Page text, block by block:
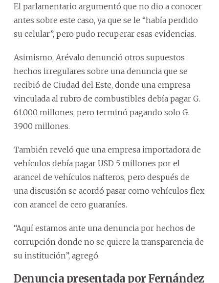
El parlamentario argumentó que no dio a conocer
antes sobre este caso, ya que se le “había perdido
su celular”, pero pudo recuperar esas evidencias.
Asimismo, Arévalo denunció otros supuestos
hechos irregulares sobre una denuncia que se
recibió de Ciudad del Este, donde una empresa
vinculada al rubro de combustibles debía pagar G.
61.000 millones, pero terminó pagando solo G.
3.900 millones.
También reveló que una empresa importadora de
vehículos debía pagar USD 5 millones por el
arancel de vehículos nafteros, pero después de
una discusión se acordó pasar como vehículos flex
con arancel de cero guaraníes.
“Aquí estamos ante una denuncia por hechos de
corrupción donde no se quiere la transparencia de
su institución”, agregó.
Denuncia presentada por Fernández